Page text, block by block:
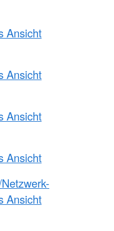
Ansicht
Ansicht
Ansicht
Ansicht
Ansicht